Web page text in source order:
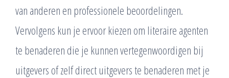
van anderen en professionele beoordelingen.
Vervolgens kun je ervoor kiezen om literaire agenten
te benaderen die je kunnen vertegenwoordigen bij
uitgevers of zelf direct uitgevers te benaderen met je